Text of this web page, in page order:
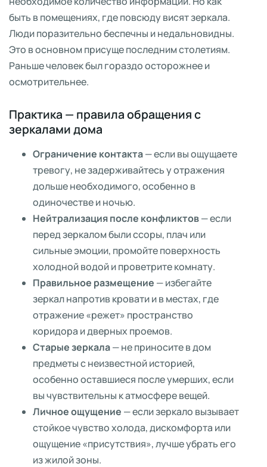
быть в помещениях, где повсюду висят зеркала.
Люди поразительно беспечны и недальновидны.
Это в основном присуще последним столетиям.
Раньше человек был гораздо осторожнее и
осмотрительнее.
Практика — правила обращения с
зеркалами дома
Ограничение контакта— если вы ощущаете
тревогу, не задерживайтесь у отражения
дольше необходимого, особенно в
одиночестве и ночью.
Нейтрализация после конфликтов— если
перед зеркалом были ссоры, плач или
сильные эмоции, промойте поверхность
холодной водой и проветрите комнату.
Правильное размещение — избегайте
зеркал напротив кровати и в местах, где
отражение «режет» пространство
коридора и дверных проемов.
Старые зеркала— не приносите в дом
предметы с неизвестной историей,
особенно оставшиеся после умерших, если
вы чувствительны к атмосфере вещей.
Личное ощущение — если зеркало вызывает
стойкое чувство холода, дискомфорта или
ощущение «присутствия», лучше убрать его
из жилой зоны.